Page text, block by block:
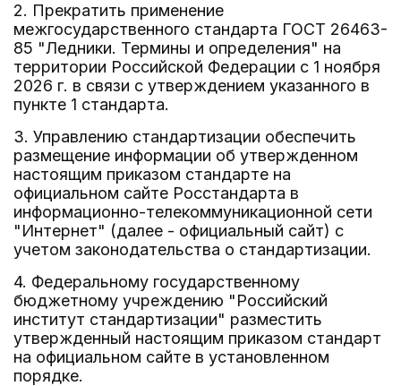
2. Прекратить применение
межгосударственного стандарта ГОСТ 26463-
85 "Ледники. Термины и определения" на
территории Российской Федерации с 1 ноября
2026 г. в связи с утверждением указанного в
пункте 1 стандарта.
3. Управлению стандартизации обеспечить
размещение информации об утвержденном
настоящим приказом стандарте на
официальном сайте Росстандарта в
информационно-телекоммуникационной сети
"Интернет" (далее - официальный сайт) с
учетом законодательства о стандартизации.
4. Федеральному государственному
бюджетному учреждению "Российский
институт стандартизации" разместить
утвержденный настоящим приказом стандарт
на официальном сайте в установленном
порядке.